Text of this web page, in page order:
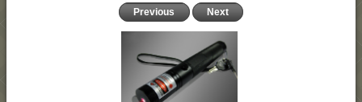
Previous Next